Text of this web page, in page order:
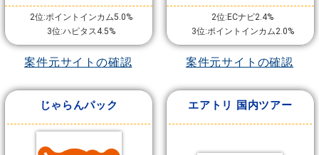
2位:ポイントインカム5.0%
3位:ハピタス4.5%
案件元サイトの確認
2位:ECナビ2.4%
3位:ポイントインカム2.0%
案件元サイトの確認
じゃらんパック エアトリ 国内ツアー